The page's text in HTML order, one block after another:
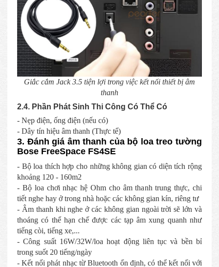
Giắc cắm Jack 3.5 tiện lợi trong việc kết nối thiết bị âm
thanh
2.4. Phần Phát Sinh Thi Công Có Thể Có
- Nẹp điện, ống điện (nếu có)
- Dây tín hiệu âm thanh (Thực tế)
3. Đánh giá âm thanh của bộ loa treo tường
Bose FreeSpace FS4SE
- Bộ loa thích hợp cho những không gian có diện tích rộng
khoảng 120 - 160m2
- Bộ loa chơi nhạc hệ Ohm cho âm thanh trung thực, chi
tiết nghe hay ở trong nhà hoặc các không gian kín, riêng tư
- Âm thanh khi nghe ở các không gian ngoài trời sẽ lớn và
thoáng có thể hạn chế được các tạp âm xung quanh như
tiếng còi, tiếng xe,...
- Công suất 16W/32W/loa hoạt động liên tục và bền bỉ
trong suốt 20 tiếng/ngày
- Kết nối phát nhạc từ Bluetooth ổn định, có thể kết nối với